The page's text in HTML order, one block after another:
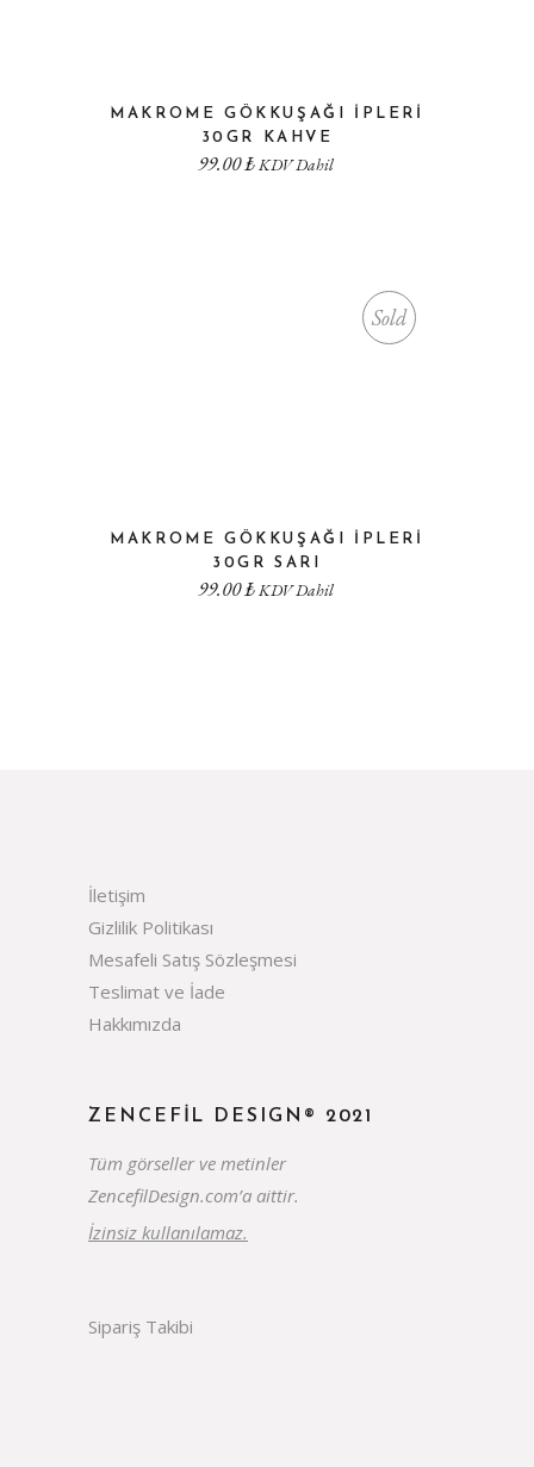
MAKROME GÖKKUŞAĞI İPLERI
30GR KAHVE
99.00₺KDV Dahil
Sold
MAKROME GÖKKUŞAĞI İPLERI
30GR SARI
99.00₺KDV Dahil
İletişim
Gizlilik Politikası
Mesafeli Satış Sözleşmesi
Teslimat ve İade
Hakkımızda
ZENCEFIL DESIGN® 2021
Tüm görseller ve metinler
ZencefilDesign.com’a aittir.
İzinsiz kullanılamaz.
Sipariş Takibi